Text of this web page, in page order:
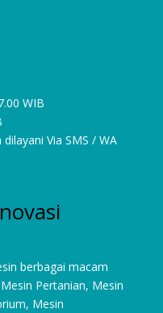
WIB
Via SMS / WA
berbagai macam
Mesin Pertanian, Mesin
, Mesin